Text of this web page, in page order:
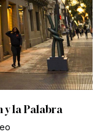
y la Palabra